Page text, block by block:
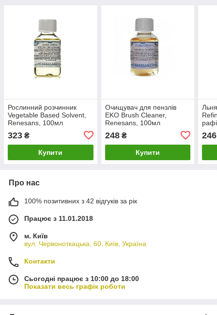
Рослинний розчинник
Vegetable Based Solvent,
Renesans, 100мл
323 ₴
Купити
Очищувач для пензлів
EKO Brush Cleaner,
Renesans, 100мл
248₴
Купити
246
Про нас
100% позитивних з 42 відгуків за рік
Працює з 11.01.2018
м. Київ
вул. Червоноткацька, 60, Київ, Україна
Контакти
Сьогодні працює з 10:00 до 18:00
Показати весь графік роботи